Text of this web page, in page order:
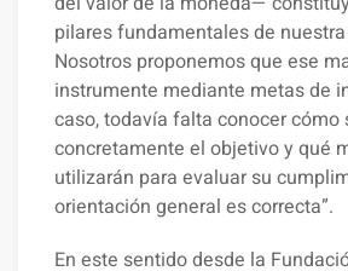
pilares fundamentales de
Nosotros proponemos que ese
instrumente mediante metas de
caso, todavía falta conocer cómo
concretamente el objetivo y qué
utilizarán para evaluar su
orientación general es correcta”.
En este sentido desde la